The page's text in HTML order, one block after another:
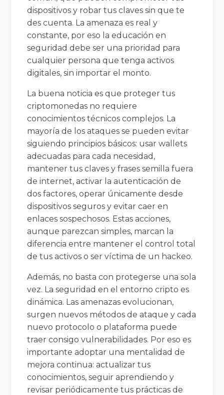
dispositivos y robar tus claves sin que te
des cuenta. La amenaza es real y
constante, por eso la educación en
seguridad debe ser una prioridad para
cualquier persona que tenga activos
digitales, sin importar el monto.
La buena noticia es que proteger tus
criptomonedas no requiere
conocimientos técnicos complejos. La
mayoría de los ataques se pueden evitar
siguiendo principios básicos: usar wallets
adecuadas para cada necesidad,
mantener tus claves y frases semilla fuera
de internet, activar la autenticación de
dos factores, operar únicamente desde
dispositivos seguros y evitar caer en
enlaces sospechosos. Estas acciones,
aunque parezcan simples, marcan la
diferencia entre mantener el control total
de tus activos o ser víctima de un hackeo.
Además, no basta con protegerse una sola
vez. La seguridad en el entorno cripto es
dinámica. Las amenazas evolucionan,
surgen nuevos métodos de ataque y cada
nuevo protocolo o plataforma puede
traer consigo vulnerabilidades. Por eso es
importante adoptar una mentalidad de
mejora continua: actualizar tus
conocimientos, seguir aprendiendo y
revisar periódicamente tus prácticas de